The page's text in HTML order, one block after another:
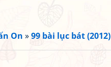
On »99 bài lục bát (2012)